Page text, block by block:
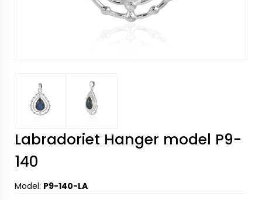
Labradoriet Hanger model P9-
140
Model: P9-140-LA